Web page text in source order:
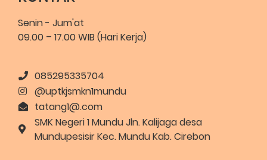
Senin - Jum'at
09.00 – 17.00 WIB (Hari Kerja)
085295335704
@uptkjsmkn1mundu
tatang1@.com
SMK Negeri 1 Mundu Jln. Kalijaga desa
Mundupesisir Kec. Mundu Kab. Cirebon